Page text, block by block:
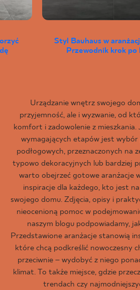
Styl Bauhaus w
Przewodnik krok po
Urządzanie wnętrz swojego
przyjemność, ale i wyzwanie, od
komfort i zadowolenie z mieszkania.
wymagających etapów jest wybór
podłogowych, przeznaczonych na
typowo dekoracyjnych lub bardziej
warto obejrzeć gotowe aranżacje
inspiracje dla każdego, kto jest
swojego domu. Zdjęcia, opisy i
nieocenioną pomoc w
naszym blogu podpowiadamy,
Przedstawione aranżacje stanowią
które chcą podkreślić nowoczesny
przeciwnie – wydobyć z niego
klimat. To także miejsce, gdzie
trendach czy